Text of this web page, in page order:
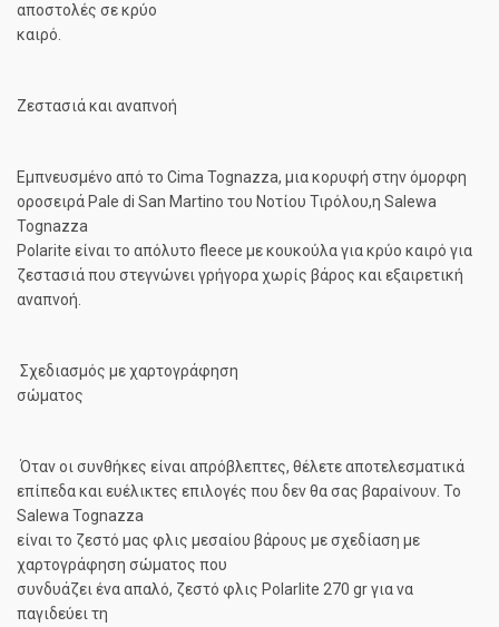
αποστολές σε κρύο
καιρό.
Ζεστασιά και αναπνοή
Εμπνευσμένο από το Cima Tognazza, μια κορυφή στην όμορφη
οροσειρά Pale di San Martino του Νοτίου Τιρόλου,η Salewa
Tognazza
Polarite είναι το απόλυτο fleece με κουκούλα για κρύο καιρό για
ζεστασιά που στεγνώνει γρήγορα χωρίς βάρος και εξαιρετική
αναπνοή.
Σχεδιασμός με χαρτογράφηση
σώματος
Όταν οι συνθήκες είναι απρόβλεπτες, θέλετε αποτελεσματικά
επίπεδα και ευέλικτες επιλογές που δεν θα σας βαραίνουν. Το
Salewa Tognazza
είναι το ζεστό μας φλις μεσαίου βάρους με σχεδίαση με
χαρτογράφηση σώματος που
συνδυάζει ένα απαλό, ζεστό φλις Polarlite 270 gr για να
παγιδεύει τη